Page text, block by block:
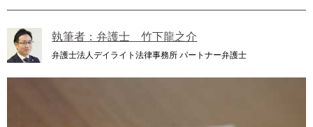
執筆者：弁護士 竹下龍之介
弁護士法人デイライト法律事務所 パートナー弁護士